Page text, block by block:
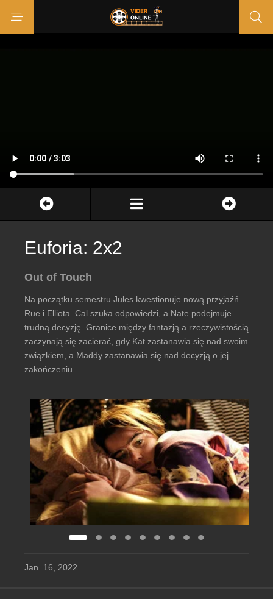
Euforia: 2x2
Out of Touch
Na początku semestru Jules kwestionuje nową przyjaźń
Rue i Elliota. Cal szuka odpowiedzi, a Nate podejmuje
trudną decyzję. Granice między fantazją a rzeczywistością
zaczynają się zacierać, gdy Kat zastanawia się nad swoim
związkiem, a Maddy zastanawia się nad decyzją o jej
zakończeniu.
Jan. 16, 2022